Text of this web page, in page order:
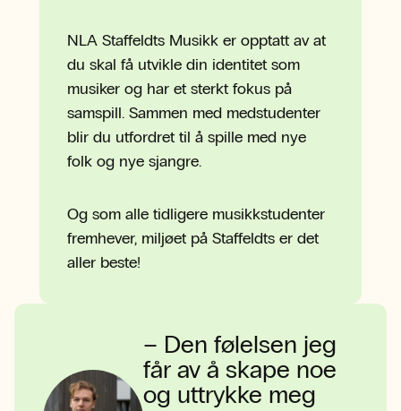
NLA Staffeldts Musikk er opptatt av at
du skal få utvikle din identitet som
musiker og har et sterkt fokus på
samspill. Sammen med medstudenter
blir du utfordret til å spille med nye
folk og nye sjangre.
Og som alle tidligere musikkstudenter
fremhever, miljøet på Staffeldts er det
aller beste!
– Den følelsen jeg
får av å skape noe
og uttrykke meg